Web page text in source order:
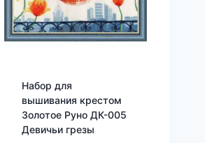
Набор для
вышивания крестом
Золотое Руно ДК-005
Девичьи грезы